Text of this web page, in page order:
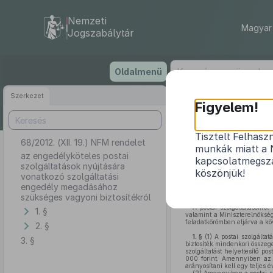
tartalomra
Nemzeti
Jogszabálytár
Oldalmenü
Szerkezet
68/2012. (XII. 19.) NFM rendelet
az engedélyköteles postai
szolgáltatások nyújtására
vonatkozó szolgáltatási
engedély megadásához
szükséges vagyoni biztosítékról
1. §
2. §
3. §
az
A postai szolgáltatásokról
valamint a
feladatkörömben eljárva a
1. § (1) A postai
biztosíték mindenkori
szolgáltatást helyettesítő
000 forint. Amennyiben az
arányosítani kell egy teljes
Figyelem!
Tisztelt
munkák miatt a
köszönjük!